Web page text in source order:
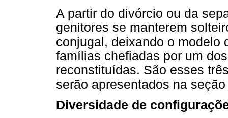
A partir do divórcio ou da
genitores se manterem
conjugal, deixando o modelo
famílias chefiadas por um
reconstituídas. São esses
serão apresentados na
Diversidade de